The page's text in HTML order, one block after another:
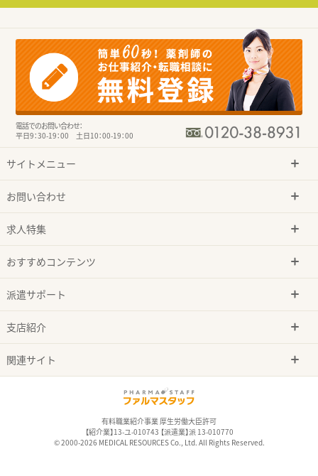
電話でのお問い合わせ：
平日9：30-19：00 土日10：00-19：00
サイトメニュー
お問い合わせ
求人特集
おすすめコンテンツ
派遣サポート
支店紹介
関連サイト
有料職業紹介事業 厚生労働大臣許可
【紹介業】13-ユ-010743 【派遣業】派 13-010770
© 2000-2026 MEDICAL RESOURCES Co., Ltd. All Rights Reserved.